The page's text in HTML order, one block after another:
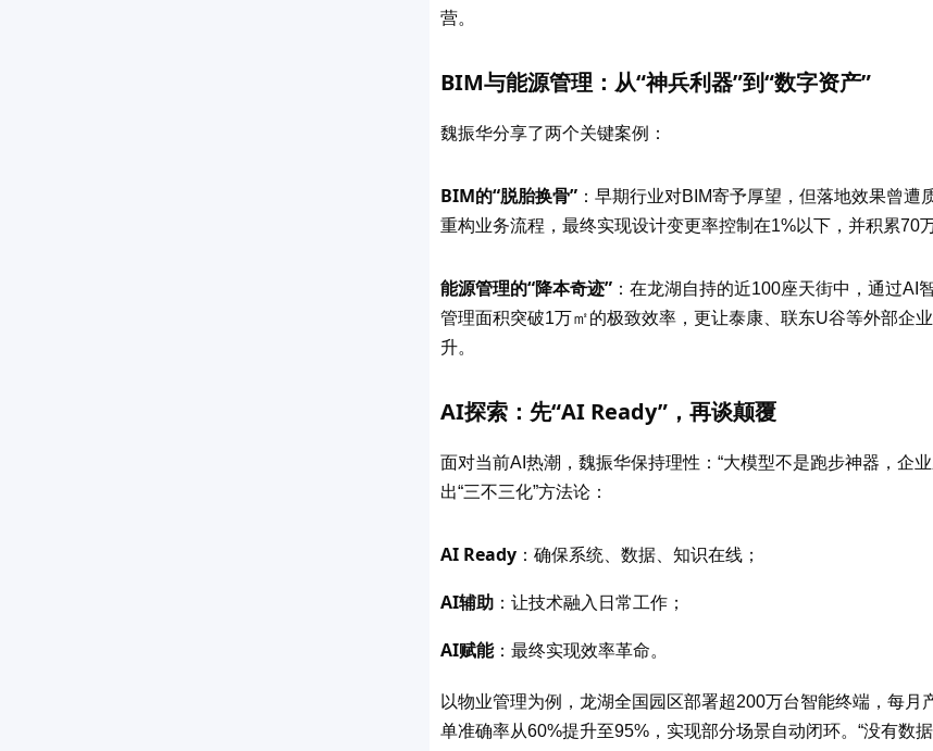
营。
BIM与能源管理：从“神兵利器”到“数字资产”
魏振华分享了两个关键案例：
BIM的“脱胎换骨”：早期行业对BIM寄予厚望，但落地效果曾遭
重构业务流程，最终实现设计变更率控制在1%以下，并积累70
能源管理的“降本奇迹”：在龙湖自持的近100座天街中，通过AI
管理面积突破1万㎡的极致效率，更让泰康、联东U谷等外部企
升。
AI探索：先“AI Ready”，再谈颠覆
面对当前AI 热潮，魏振华保持理性： “大模型不是跑步神器，企业
出“三不三化”方法论：
AI Ready：确保系统、数据、知识在线；
AI辅助：让技术融入日常工作；
AI赋能：最终实现效率革命。
以物业管理为例，龙湖全国园区部署超200万台智能终端，每月
单准确率从60%提升至95%，实现部分场景自动闭环。 “没有数据